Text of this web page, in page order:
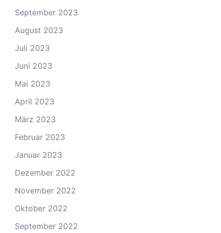
September 2023
August 2023
Juli 2023
Juni 2023
Mai 2023
April 2023
März 2023
Februar 2023
Januar 2023
Dezember 2022
November 2022
Oktober 2022
September 2022